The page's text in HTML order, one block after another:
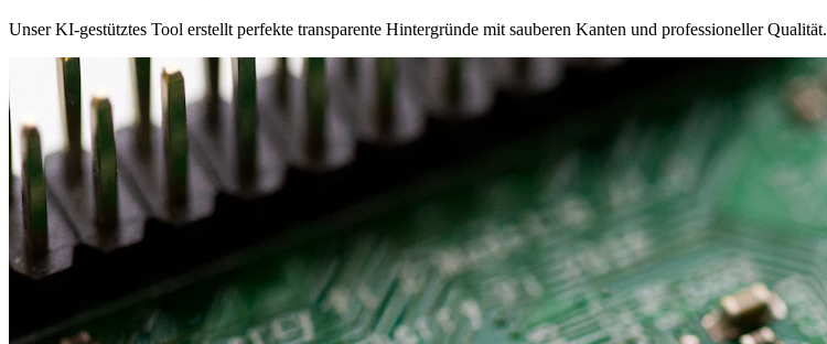
Unser KI-gestütztes Tool erstellt perfekte transparente Hintergründe mit sauberen Kanten und professioneller Qualität.